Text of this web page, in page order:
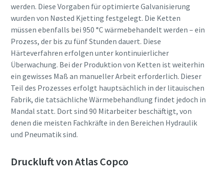
werden. Diese Vorgaben für optimierte Galvanisierung
wurden von Nøsted Kjetting festgelegt. Die Ketten
müssen ebenfalls bei 950 °C wärmebehandelt werden – ein
Prozess, der bis zu fünf Stunden dauert. Diese
Härteverfahren erfolgen unter kontinuierlicher
Überwachung. Bei der Produktion von Ketten ist weiterhin
ein gewisses Maß an manueller Arbeit erforderlich. Dieser
Teil des Prozesses erfolgt hauptsächlich in der litauischen
Fabrik, die tatsächliche Wärmebehandlung findet jedoch in
Mandal statt. Dort sind 90 Mitarbeiter beschäftigt, von
denen die meisten Fachkräfte in den Bereichen Hydraulik
und Pneumatik sind.
Druckluft von Atlas Copco